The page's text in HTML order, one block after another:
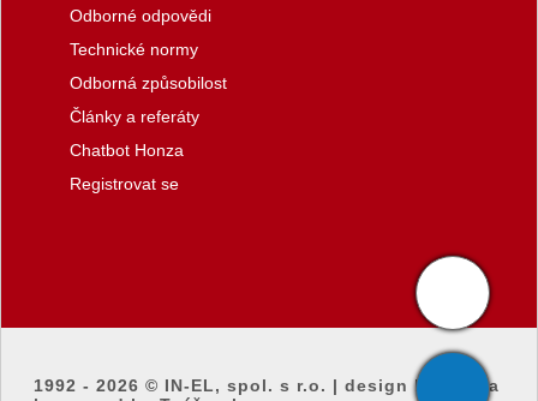
Odborné odpovědi
Technické normy
Odborná způsobilost
Články a referáty
Chatbot Honza
Registrovat se
1992 - 2026 © IN-EL, spol. s r.o. | design by honza